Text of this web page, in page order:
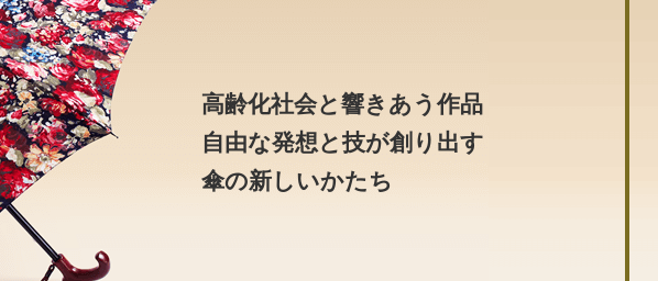
高齢化社会と響きあう作品
自由な発想と技が創り出す
傘の新しいかたち